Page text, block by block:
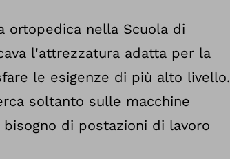
ortopedica nella Scuola di
l'attrezzatura adatta per la
le esigenze di più alto livello.
soltanto sulle macchine
di postazioni di lavoro